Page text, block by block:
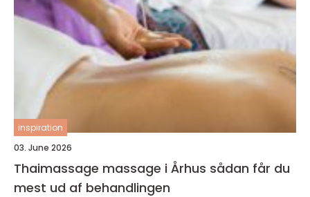
inspiration
03. June 2026
Thaimassage massage i Århus sådan får du
mest ud af behandlingen